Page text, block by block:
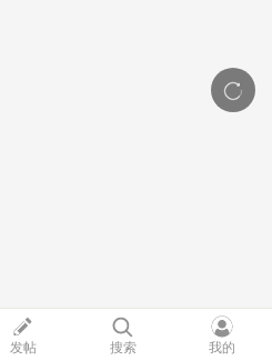
发帖 搜索 我的